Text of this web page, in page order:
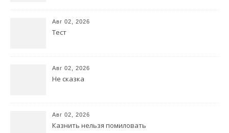
Авг 02, 2026
Тест
Авг 02, 2026
Не сказка
Авг 02, 2026
Казнить нельзя помиловать